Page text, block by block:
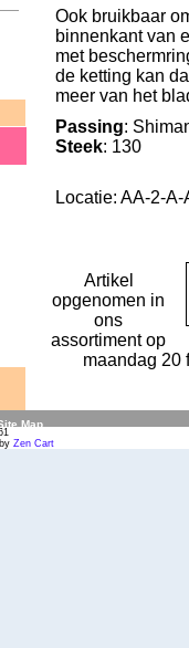
Ook bruikbaar
binnenkant van
met
de ketting kan
meer van het
Passing:
Steek: 130
Locatie: AA-2-A-
Artikel
opgenomen in
ons
assortiment op
maandag 20
Map
Zen Cart